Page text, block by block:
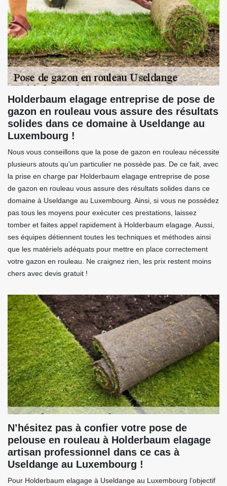
Holderbaum elagage entreprise de pose de
gazon en rouleau vous assure des résultats
solides dans ce domaine à Useldange au
Luxembourg !
Nous vous conseillons que la pose de gazon en rouleau nécessite
plusieurs atouts qu’un particulier ne possède pas. De ce fait, avec
la prise en charge par Holderbaum elagage entreprise de pose
de gazon en rouleau vous assure des résultats solides dans ce
domaine à Useldange au Luxembourg. Ainsi, si vous ne possédez
pas tous les moyens pour exécuter ces prestations, laissez
tomber et faites appel rapidement à Holderbaum elagage. Aussi,
ses équipes détiennent toutes les techniques et méthodes ainsi
que les matériels adéquats pour mettre en place correctement
votre gazon en rouleau. Ne craignez rien, les prix restent moins
chers avec devis gratuit !
N’hésitez pas à confier votre pose de
pelouse en rouleau à Holderbaum elagage
artisan professionnel dans ce cas à
Useldange au Luxembourg !
Pour Holderbaum elagage à Useldange au Luxembourg l’objectif